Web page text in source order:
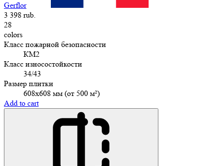
Gerflor
3 398 rub.
28
colors
Класс пожарной безопасности
КМ2
Класс износостойкости
34/43
Размер плитки
608х608 мм (от 500 м²)
Add to cart